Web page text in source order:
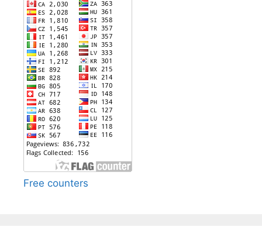
Free counters